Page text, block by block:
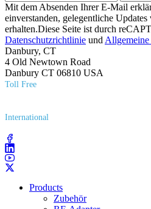
Mit dem Absenden Ihrer E-Mail
einverstanden, gelegentliche
erhalten.Diese Seite ist durch
Datenschutzrichtlinie und Allgemeine
Danbury, CT
4 Old Newtown Road
Danbury CT 06810 USA
Toll Free
International
Products
Zubehör